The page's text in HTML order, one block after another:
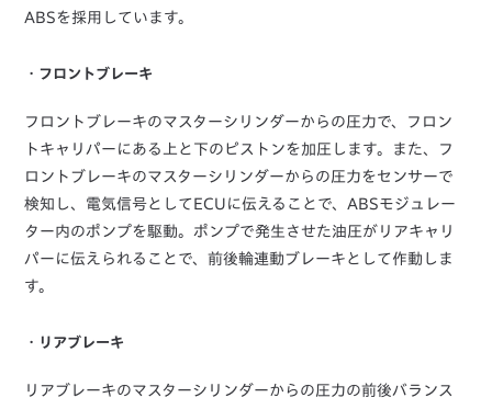
ABSを採用しています。
・フロントブレーキ
フロントブレーキのマスターシリンダーからの圧力で、フロン
トキャリパーにある上と下のピストンを加圧します。また、フ
ロントブレーキのマスターシリンダーからの圧力をセンサーで
検知し、電気信号としてECUに伝えることで、ABSモジュレー
ター内のポンプを駆動。ポンプで発生させた油圧がリアキャリ
パーに伝えられることで、前後輪連動ブレーキとして作動しま
す。
・リアブレーキ
リアブレーキのマスターシリンダーからの圧力の前後バランス